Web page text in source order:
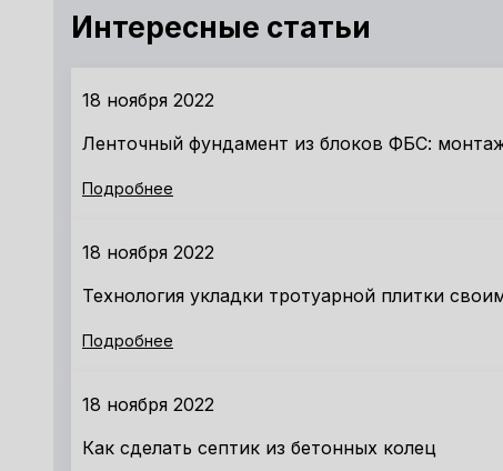
Интересные статьи
18 ноября 2022
Ленточный фундамент из блоков ФБС:
Подробнее
18 ноября 2022
Технология укладки тротуарной плитки
Подробнее
18 ноября 2022
Как сделать септик из бетонных колец